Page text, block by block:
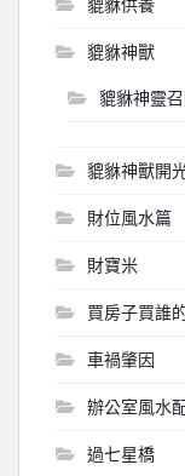
貔貅神獸
貔貅神靈
貔貅神獸開
財位風水篇
財寶米
買房子買誰
車禍肇因
辦公室風水
過七星橋